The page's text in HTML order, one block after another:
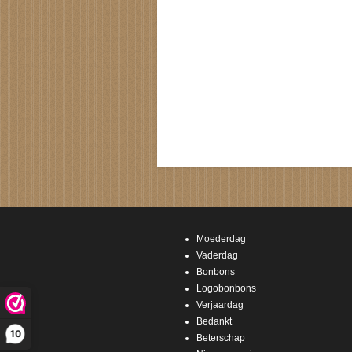
10
Moederdag
Vaderdag
Bonbons
Logobonbons
Verjaardag
Bedankt
Beterschap